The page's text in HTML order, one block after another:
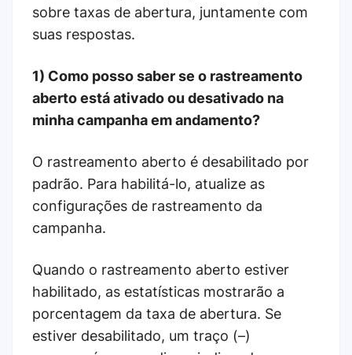
sobre taxas de abertura, juntamente com
suas respostas.
1) Como posso saber se o rastreamento
aberto está ativado ou desativado na
minha campanha em andamento?
O rastreamento aberto é desabilitado por
padrão. Para habilitá-lo, atualize as
configurações de rastreamento da
campanha.
Quando o rastreamento aberto estiver
habilitado, as estatísticas mostrarão a
porcentagem da taxa de abertura. Se
estiver desabilitado, um traço (–)